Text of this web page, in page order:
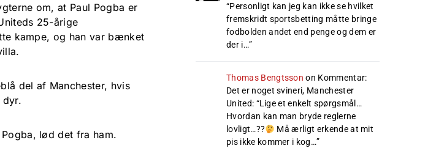
om, at Paul Pogba er
25-årige
kampe, og han var bænket
del af Manchester, hvis
dyr.
lød det fra ham.
“Personligt kan jeg kan ikke se hvilket
fremskridt sportsbetting måtte bringe
fodbolden andet end penge og dem er
der i…”
Thomas Bengtsson on Kommentar:
Det er noget svineri, Manchester
United: “Lige et enkelt spørgsmål…
Hvordan kan man bryde reglerne
lovligt…??
Må ærligt erkende at mit
pis ikke kommer i kog…”